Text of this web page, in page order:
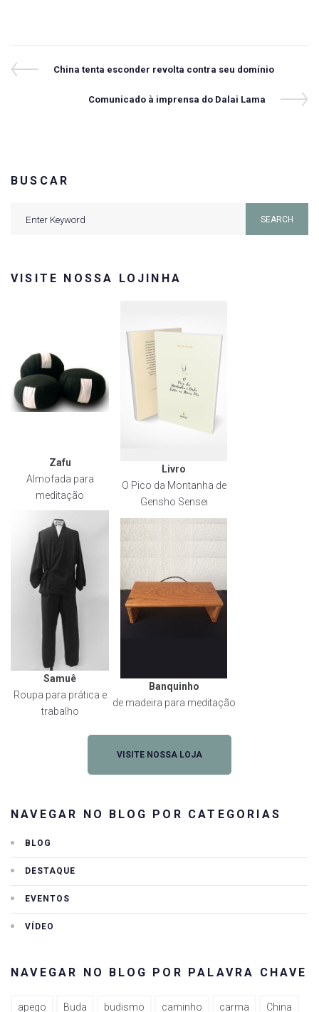
Navegação
Previous
China tenta esconder revolta contra seu domínio
Next
Comunicado à imprensa do Dalai Lama
BUSCAR
SEARCH
VISITE NOSSA LOJINHA
Zafu
Almofada para
meditação
Livro
O Pico da Montanha de
Gensho Sensei
Samuê
Roupa para prática e
trabalho
Banquinho
de madeira para meditação
VISITE NOSSA LOJA
NAVEGAR NO BLOG POR CATEGORIAS
BLOG
DESTAQUE
EVENTOS
VÍDEO
NAVEGAR NO BLOG POR PALAVRA CHAVE
apego Buda budismo caminho carma China